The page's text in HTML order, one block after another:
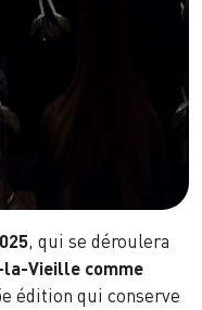
, qui se déroulera
la-Vieille comme
édition qui conserve